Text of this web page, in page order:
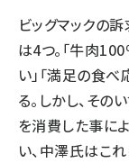
ビッグマックの
は4つ。「牛肉
い」「満足の食べ
る。しかし、そ
を消費した事に
い、中澤氏はこ